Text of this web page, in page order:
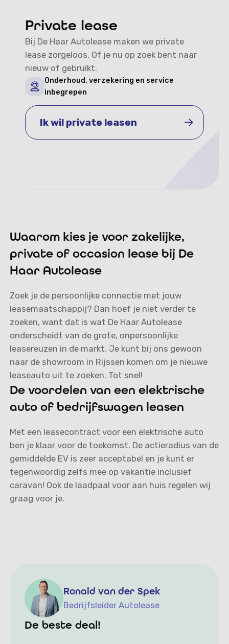
Private lease
Bij De Haar Autolease maken we private
lease zorgeloos. Of je nu op zoek bent naar
nieuw of gebruikt.
Onderhoud, verzekering en service
inbegrepen
Ik wil private leasen
Waarom kies je voor zakelijke,
private of occasion lease bij De
Haar Autolease
Zoek je de persoonlijke connectie met jouw
leasemaatschappij? Dan hoef je niet verder te
zoeken, want dat is wat De Haar Autolease
onderscheidt van de grote, onpersoonlijke
leasereuzen in de markt. Je kunt bij ons gewoon
naar de showroom in Rijssen komen om je nieuwe
leaseauto uit te zoeken. Tot snel!
De voordelen van een elektrische
auto of bedrijfswagen leasen
Met een leasecontract voor een elektrische auto
ben je klaar voor de toekomst. De actieradius van de
gemiddelde EV is zeer acceptabel en je kunt er
tegenwoordig zelfs mee op vakantie inclusief
caravan! Ook de laadpaal voor aan huis regelen wij
graag voor je.
Ronald van der Spek
Bedrijfsleider Autolease
De beste deal!